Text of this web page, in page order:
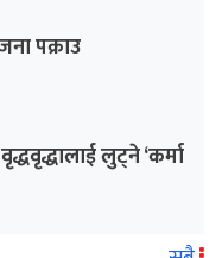
पक्राउ
लुट्ने ‘कर्मा